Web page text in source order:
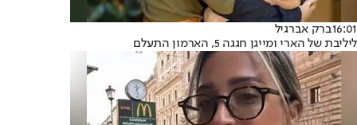
16:01ברק אברגיל
ליליבת של הארי ומייגן חגגה 5, הארמון התעלם